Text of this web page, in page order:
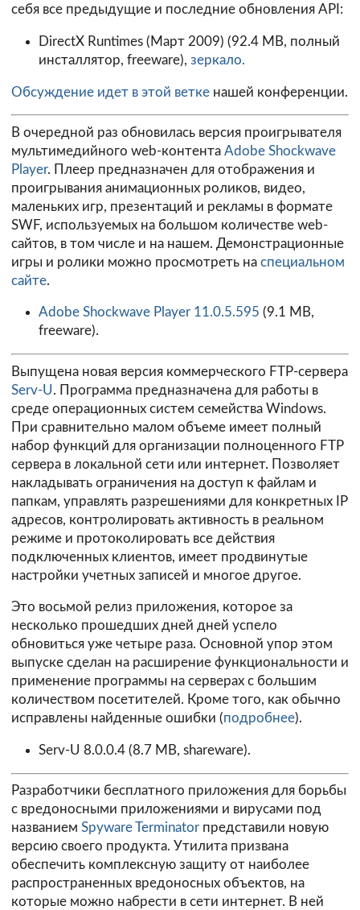
себя все предыдущие и последние обновления API:
DirectX Runtimes (Март 2009) (92.4 MB, полный
инсталлятор, freeware), зеркало.
Обсуждение идет в этой ветке нашей конференции.
В очередной раз обновилась версия проигрывателя
мультимедийного web-контента Adobe Shockwave
Player. Плеер предназначен для отображения и
проигрывания анимационных роликов, видео,
маленьких игр, презентаций и рекламы в формате
SWF, используемых на большом количестве web-
сайтов, в том числе и на нашем. Демонстрационные
игры и ролики можно просмотреть на специальном
сайте.
Adobe Shockwave Player 11.0.5.595 (9.1 MB,
freeware).
Выпущена новая версия коммерческого FTP-сервера
Serv-U. Программа предназначена для работы в
среде операционных систем семейства Windows.
При сравнительно малом объеме имеет полный
набор функций для организации полноценного FTP
сервера в локальной сети или интернет. Позволяет
накладывать ограничения на доступ к файлам и
папкам, управлять разрешениями для конкретных IP
адресов, контролировать активность в реальном
режиме и протоколировать все действия
подключенных клиентов, имеет продвинутые
настройки учетных записей и многое другое.
Это восьмой релиз приложения, которое за
несколько прошедших дней дней успело
обновиться уже четыре раза. Основной упор этом
выпуске сделан на расширение функциональности и
применение программы на серверах с большим
количеством посетителей. Кроме того, как обычно
исправлены найденные ошибки (подробнее).
Serv-U 8.0.0.4(8.7 MB, shareware).
Разработчики бесплатного приложения для борьбы
с вредоносными приложениями и вирусами под
названием Spyware Terminator представили новую
версию своего продукта. Утилита призвана
обеспечить комплексную защиту от наиболее
распространенных вредоносных объектов, на
которые можно набрести в сети интернет. В ней